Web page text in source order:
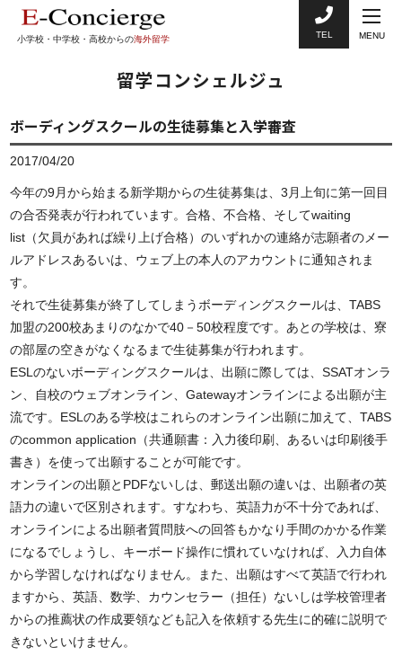
小学校・中学校・高校からの海外留学 TEL MENU
留学コンシェルジュ
ボーディングスクールの生徒募集と入学審査
2017/04/20
今年の9月から始まる新学期からの生徒募集は、3月上旬に第一回目
の合否発表が行われています。合格、不合格、そしてwaiting
list（欠員があれば繰り上げ合格）のいずれかの連絡が志願者のメー
ルアドレスあるいは、ウェブ上の本人のアカウントに通知されま
す。
それで生徒募集が終了してしまうボーディングスクールは、TABS
加盟の200校あまりのなかで40－50校程度です。あとの学校は、寮
の部屋の空きがなくなるまで生徒募集が行われます。
ESLのないボーディングスクールは、出願に際しては、SSATオンラ
ン、自校のウェブオンライン、Gatewayオンラインによる出願が主
流です。ESLのある学校はこれらのオンライン出願に加えて、TABS
のcommon application（共通願書：入力後印刷、あるいは印刷後手
書き）を使って出願することが可能です。
オンラインの出願とPDFないしは、郵送出願の違いは、出願者の英
語力の違いで区別されます。すなわち、英語力が不十分であれば、
オンラインによる出願者質問肢への回答もかなり手間のかかる作業
になるでしょうし、キーボード操作に慣れていなければ、入力自体
から学習しなければなりません。また、出願はすべて英語で行われ
ますから、英語、数学、カウンセラー（担任）ないしは学校管理者
からの推薦状の作成要領なども記入を依頼する先生に的確に説明で
きないといけません。